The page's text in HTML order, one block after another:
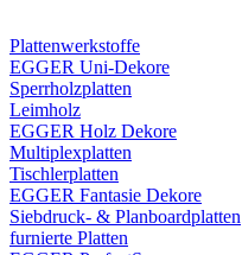
Plattenwerkstoffe
EGGER Uni-Dekore
Sperrholzplatten
Leimholz
EGGER Holz Dekore
Multiplexplatten
Tischlerplatten
EGGER Fantasie Dekore
Siebdruck- & Planboardplatten
furnierte Platten